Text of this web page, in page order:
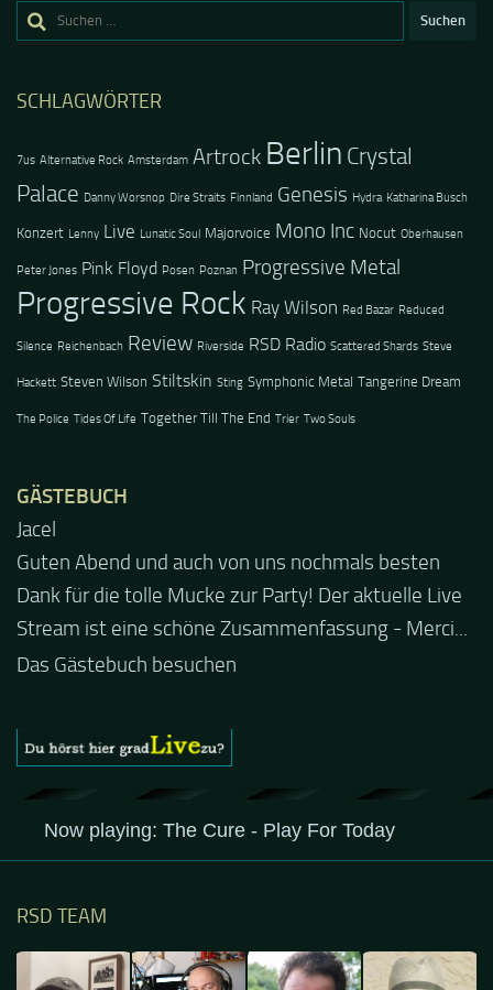
Suchen
SCHLAGWÖRTER
7us Alternative Rock Amsterdam Artrock Berlin Crystal
Palace Danny Worsnop Dire Straits Finnland Genesis Hydra Katharina Busch
Konzert Lenny Live Lunatic Soul Majorvoice Mono Inc Nocut Oberhausen
Peter Jones Pink Floyd Posen Poznan Progressive Metal
Progressive Rock Ray Wilson Red Bazar Reduced
Silence Reichenbach Review Riverside RSD Radio Scattered Shards Steve
Hackett Steven Wilson Stiltskin Sting Symphonic Metal Tangerine Dream
The Police Tides Of Life Together Till The End Trier Two Souls
GÄSTEBUCH
Jacel
Guten Abend und auch von uns nochmals besten
Dank für die tolle Mucke zur Party! Der aktuelle Live
Stream ist eine schöne Zusammenfassung - Merci...
Das Gästebuch besuchen
RSD TEAM